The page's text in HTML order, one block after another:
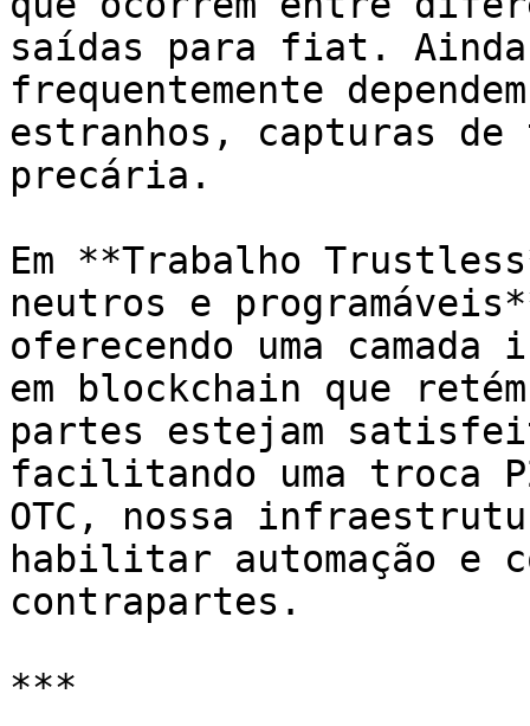
saídas para fiat. Ainda
frequentemente
estranhos, capturas de
precária.
Em **Trabalho
neutros e
oferecendo uma
em blockchain que
partes estejam
facilitando uma troca
OTC, nossa
habilitar automação e
contrapartes.
***